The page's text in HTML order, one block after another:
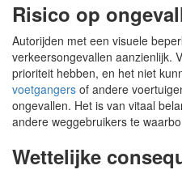
Risico op
Autorijden met een visuele
verkeersongevallen aanzienlijk.
prioriteit hebben, en het niet
voetgangers of andere
ongevallen. Het is van vitaal
andere weggebruikers te
Wettelijke